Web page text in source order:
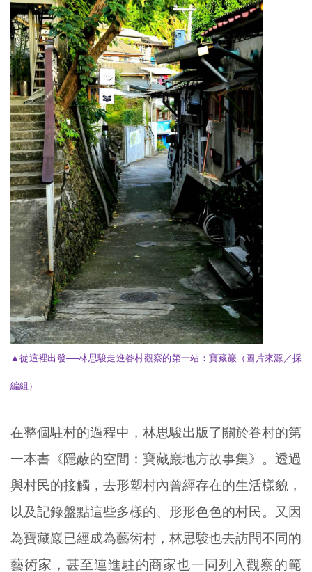
▲從這裡出發──林思駿走進眷村觀察的第一站：寶藏巖 （圖片來源／採
編組）
在整個駐村的過程中，林思駿出版了關於眷村的第
一本書《隱蔽的空間：寶藏巖地方故事集》。透過
與村民的接觸，去形塑村內曾經存在的生活樣貌，
以及記錄盤點這些多樣的、形形色色的村民。又因
為寶藏巖已經成為藝術村，林思駿也去訪問不同的
藝術家，甚至連進駐的商家也一同列入觀察的範